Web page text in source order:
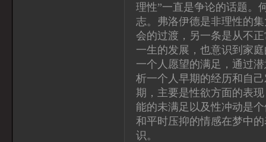
理性”一直是争论的话题。
志。弗洛伊德是非理性的
会的过渡，另一条是从不
一生的发展，也意识到家
一个人愿望的满足，通过
析一个人早期的经历和自
期，主要是性欲方面的表
能的未满足以及性冲动是
和平时压抑的情感在梦中
识。